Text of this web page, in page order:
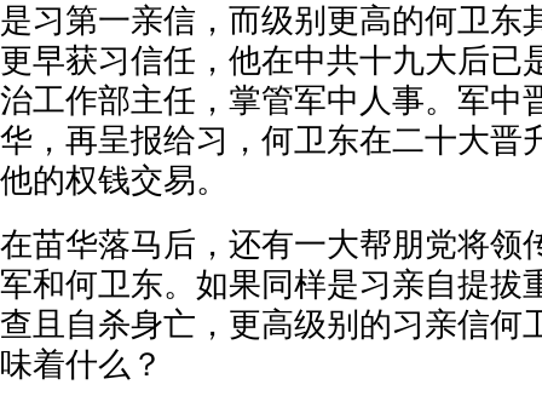
是习第一亲信，而级别更高的何卫东
更早获习信任，他在中共十九大后已
治工作部主任，掌管军中人事。军中
华，再呈报给习，何卫东在二十大晋
他的权钱交易。
在苗华落马后，还有一大帮朋党将领
军和何卫东。如果同样是习亲自提拔
查且自杀身亡，更高级别的习亲信何
味着什么？